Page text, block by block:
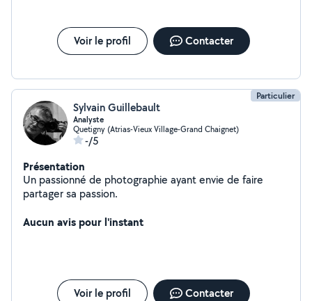
Voir le profil Contacter
Particulier
Sylvain Guillebault
Analyste
Quetigny (Atrias-Vieux Village-Grand Chaignet)
-/5
Présentation
Un passionné de photographie ayant envie de faire
partager sa passion.
Aucun avis pour l'instant
Voir le profil Contacter